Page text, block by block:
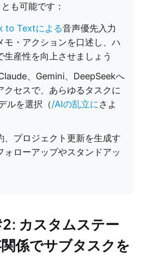
も可能です：
to Textによる音声優先入力
モ・アクションを口述し、ハ
生産性を向上させましょう
、Gemini、DeepSeekへ
クセスで、あらゆるタスクに
ルを選択（/AIの乱立にさよ
、プロジェクト更新を生成す
ォローアップやスタンドアッ
カスタムステー
係でサブタスクを